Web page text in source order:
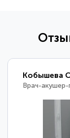
Кобышева
Врач-акушер-